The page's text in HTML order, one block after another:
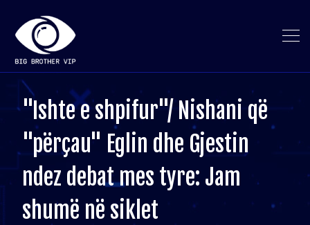
"Ishte e shpifur"/ Nishani që
"përçau" Eglin dhe Gjestin
ndez debat mes tyre: Jam
shumë në siklet